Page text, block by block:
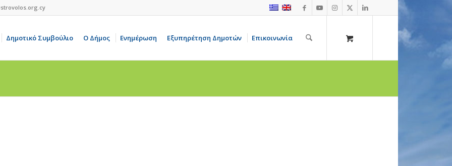
Δημοτικό Συμβούλιο Ο Δήμος Ενημέρωση Εξυπηρέτηση Δημοτών Επικοινωνία